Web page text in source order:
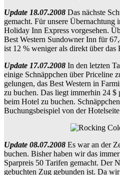
Update 18.07.2008 Das nächste
gemacht. Für unsere Übernachtung
Holiday Inn Express vorgesehen.
Best Western Sundowner Inn für
ist 12 % weniger als direkt über das
Update 17.07.2008 In den letzten
einige Schnäppchen über Priceline
gelungen, das Best Western in
zu buchen. Das liegt immerhin 24 $
beim Hotel zu buchen.
Buchungsbeispiel von der
Update 08.07.2008 Es war an der
buchen. Bisher haben wir das
Sparpreis 50 Tarifen gemacht. Der
gebuchten Zug gebunden ist. Da